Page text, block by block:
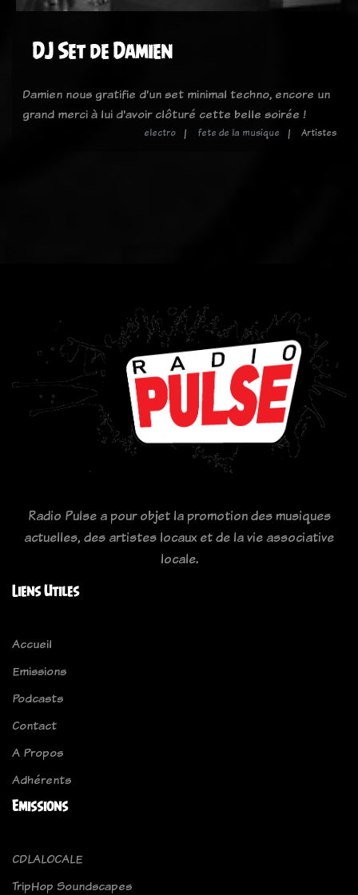
DJ Set de Damien
Damien nous gratifie d'un set minimal techno, encore un
grand merci à lui d'avoir clôturé cette belle soirée !
electro fete de la musique Artistes
Radio Pulse a pour objet la promotion des musiques
actuelles, des artistes locaux et de la vie associative
locale.
Liens Utiles
Accueil
Emissions
Podcasts
Contact
A Propos
Adhérents
Emissions
CDLALOCALE
TripHop Soundscapes